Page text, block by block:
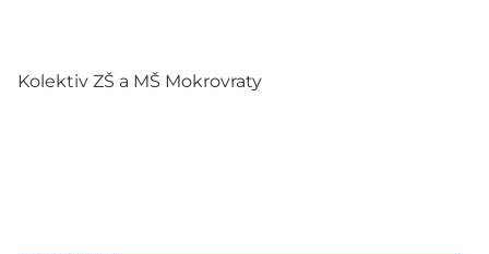
Kolektiv ZŠ a MŠ Mokrovraty